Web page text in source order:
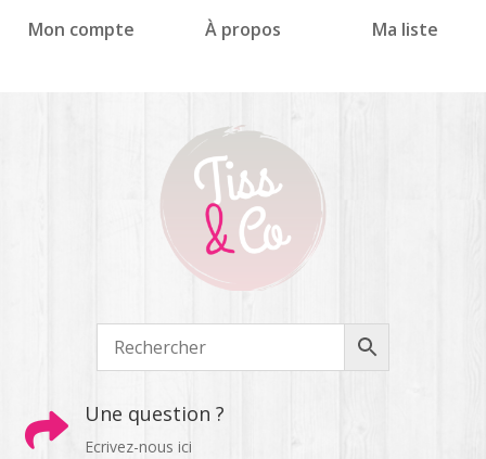
Mon compte À propos Ma liste
 Une question ?
Ecrivez-nous ici